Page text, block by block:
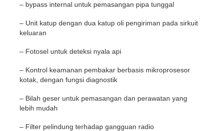
– bypass internal untuk pemasangan pipa tunggal
– Unit katup dengan dua katup oli pengiriman pada sirkuit
keluaran
– Fotosel untuk deteksi nyala api
– Kontrol keamanan pembakar berbasis mikroprosesor
kotak, dengan fungsi diagnostik
– Bilah geser untuk pemasangan dan perawatan yang
lebih mudah
– Filter pelindung terhadap gangguan radio